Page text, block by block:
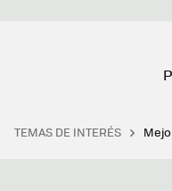
TEMAS DE INTERÉS